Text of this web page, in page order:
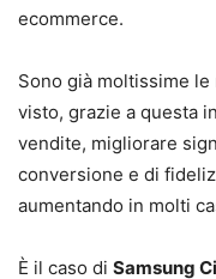
ecommerce.
Sono già moltissime
visto, grazie a questa
vendite, migliorare
conversione e di
aumentando in molti
È il caso di Samsung